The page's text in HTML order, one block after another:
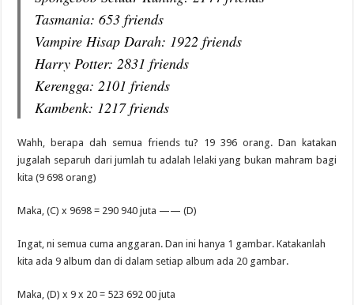
Tasmania: 653 friends
Vampire Hisap Darah: 1922 friends
Harry Potter: 2831 friends
Kerengga: 2101 friends
Kambenk: 1217 friends
Wahh, berapa dah semua friends tu? 19 396 orang. Dan katakan
jugalah separuh dari jumlah tu adalah lelaki yang bukan mahram bagi
kita (9 698 orang)
Maka, (C) x 9698 = 290 940 juta —— (D)
Ingat, ni semua cuma anggaran. Dan ini hanya 1 gambar. Katakanlah
kita ada 9 album dan di dalam setiap album ada 20 gambar.
Maka, (D) x 9 x 20 = 523 692 00 juta